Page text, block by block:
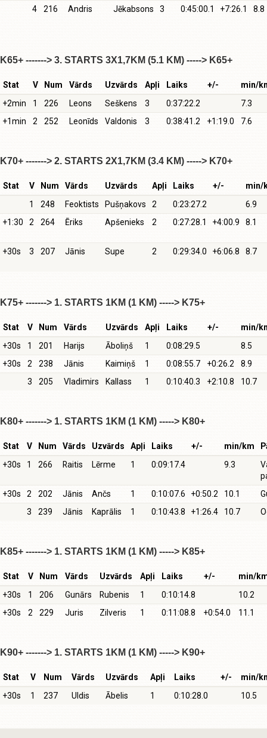
4 216 Andris Jēkabsons 3 0:45:00.1 +7:26.1 8.8
K65+ -------> 3. STARTS 3X1,7KM (5.1 KM) -----> K65+
Stat V Num Vārds Uzvārds Apļi Laiks +/-
min/
+2min
1 226 Leons Seškens 3 0:37:22.2
7.3
+1min
2 252 Leonīds Valdonis 3 0:38:41.2 +1:19.0 7.6
K70+ -------> 2. STARTS 2X1,7KM (3.4 KM) -----> K70+
Stat V Num Vārds Uzvārds Apļi Laiks +/-
min/
1
248 Feoktists Pušņakovs 2 0:23:27.2
6.9
+1:30
2 264 Ēriks Apšenieks 2 0:27:28.1 +4:00.9 8.1
+30s 3 207 Jānis Supe 2 0:29:34.0 +6:06.8 8.7
K75+ -------> 1. STARTS 1KM (1 KM) -----> K75+
Stat V Num Vārds Uzvārds Apļi Laiks +/-
min/
+30s
1 201 Harijs Āboliņš 1 0:08:29.5
8.5
+30s
2 238 Jānis Kaimiņš 1 0:08:55.7 +0:26.2
8.9
3
205 Vladimirs Kallass 1 0:10:40.3 +2:10.8 10.7
K80+ -------> 1. STARTS 1KM (1 KM) -----> K80+
Stat V Num Vārds Uzvārds Apļi Laiks +/- min/km
+30s
1 266 Raitis Lērme 1 0:09:17.4 9.3
+30s
2 202 Jānis Ančs 1 0:10:07.6 +0:50.2 10.1
3
239 Jānis Kaprālis 1 0:10:43.8 +1:26.4 10.7
K85+ -------> 1. STARTS 1KM (1 KM) -----> K85+
Stat V Num Vārds Uzvārds Apļi Laiks +/-
min/
+30s
1 206 Gunārs Rubenis 1 0:10:14.8
10.2
+30s
2 229 Juris Zilveris 1 0:11:08.8 +0:54.0 11.1
K90+ -------> 1. STARTS 1KM (1 KM) -----> K90+
Stat V Num Vārds Uzvārds Apļi Laiks +/-
min/
+30s
1 237 Uldis Ābelis 1 0:10:28.0 10.5